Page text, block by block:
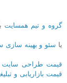
گروه و تیم همسایت
یا سئو و بهینه سازی
قیمت طراحی سایت
قیمت بازاریابی و